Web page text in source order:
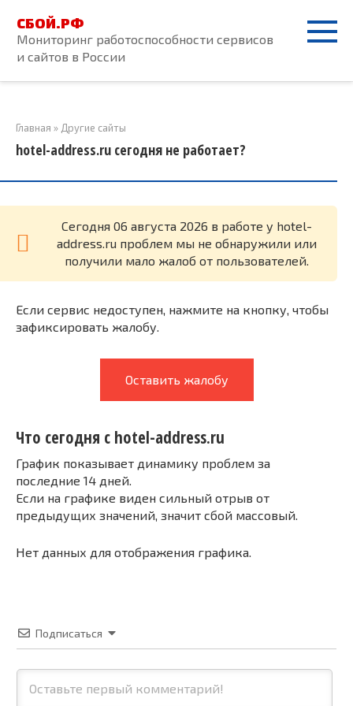
контенту
СБОЙ.РФ
Мониторинг работоспособности сервисов
и сайтов в России
Главная » Другие сайты
hotel-address.ru сегодня не работает?
Cегодня 06 августа 2026 в работе у hotel-
address.ru проблем мы не обнаружили или
получили мало жалоб от пользователей.
Если сервис недоступен, нажмите на кнопку, чтобы
зафиксировать жалобу.
Оставить жалобу
Что сегодня с hotel-address.ru
График показывает динамику проблем за
последние 14 дней.
Если на графике виден сильный отрыв от
предыдущих значений, значит сбой массовый.
Нет данных для отображения графика.
Подписаться